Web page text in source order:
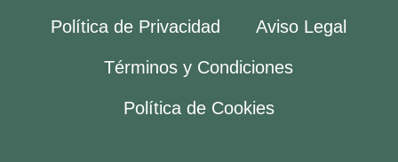
Política de Privacidad Aviso Legal
Términos y Condiciones
Política de Cookies